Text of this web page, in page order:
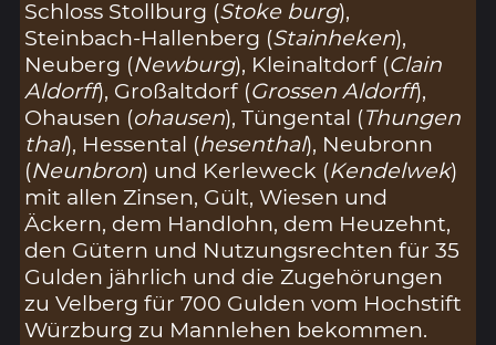
Schloss Stollburg (Stoke burg),
Steinbach-Hallenberg (Stainheken),
Neuberg (Newburg), Kleinaltdorf (Clain
Aldorff), Großaltdorf (Grossen Aldorff),
Ohausen (ohausen), Tüngental (Thungen
thal), Hessental (hesenthal), Neubronn
(Neunbron) und Kerleweck (Kendelwek)
mit allen Zinsen, Gült, Wiesen und
Äckern, dem Handlohn, dem Heuzehnt,
den Gütern und Nutzungsrechten für 35
Gulden jährlich und die Zugehörungen
zu Velberg für 700 Gulden vom Hochstift
Würzburg zu Mannlehen bekommen.